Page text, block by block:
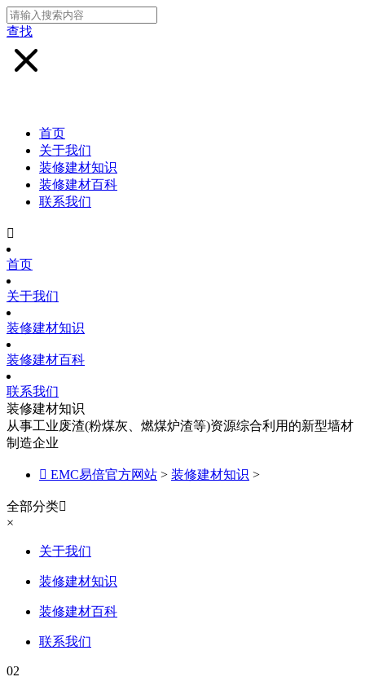
查找
首页
关于我们
装修建材知识
装修建材百科
联系我们

首页
关于我们
装修建材知识
装修建材百科
联系我们
装修建材知识
从事工业废渣(粉煤灰、燃煤炉渣等)资源综合利用的新型墙材
制造企业
 EMC易倍官方网站 > 装修建材知识 >
全部分类
×
关于我们
装修建材知识
装修建材百科
联系我们
02